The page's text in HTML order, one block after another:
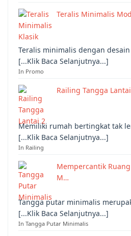
Teralis Minimalis
Teralis minimalis dengan
[...Klik Baca Selanjutnya...]
In Promo
Railing Tangga
Memiliki rumah bertingkat tak
[...Klik Baca Selanjutnya...]
In Railing
Mempercantik
M…
Tangga putar minimalis
[...Klik Baca Selanjutnya...]
In Tangga Putar Minimalis